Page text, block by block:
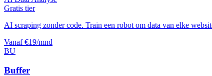
Gratis tier
AI scraping zonder code. Train een robot om data van elke
Vanaf €19/mnd
BU
Buffer